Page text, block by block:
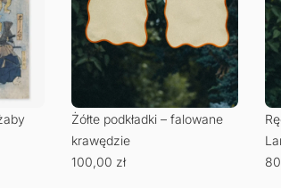
Żółte podkładki – falowane
krawędzie
100,00 zł